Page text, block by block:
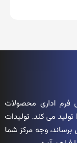
فرم اداری محصولات
تولید می کند. تولیدات
برساند، وجه مرکز شما